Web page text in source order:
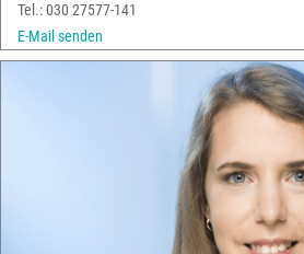
Tel.: 030 27577-141
E-Mail senden